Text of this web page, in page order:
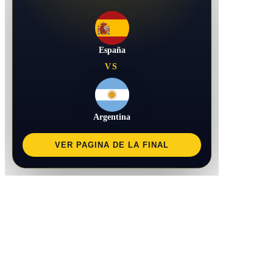
España
VS
Argentina
VER PAGINA DE LA FINAL